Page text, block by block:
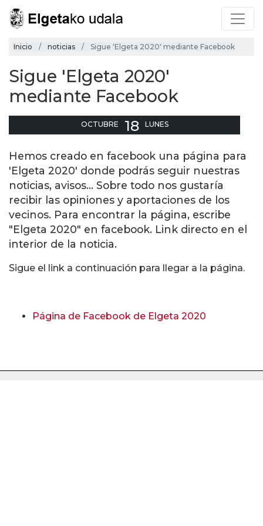
Inicio noticias Sigue 'Elgeta 2020' mediante Facebook
Sigue 'Elgeta 2020'
mediante Facebook
OCTUBRE 18 LUNES
Hemos creado en facebook una página para
'Elgeta 2020' donde podrás seguir nuestras
noticias, avisos... Sobre todo nos gustaría
recibir las opiniones y aportaciones de los
vecinos. Para encontrar la página, escribe
"Elgeta 2020" en facebook. Link directo en el
interior de la noticia.
Sigue el link a continuación para llegar a la página.
Página de Facebook de Elgeta 2020